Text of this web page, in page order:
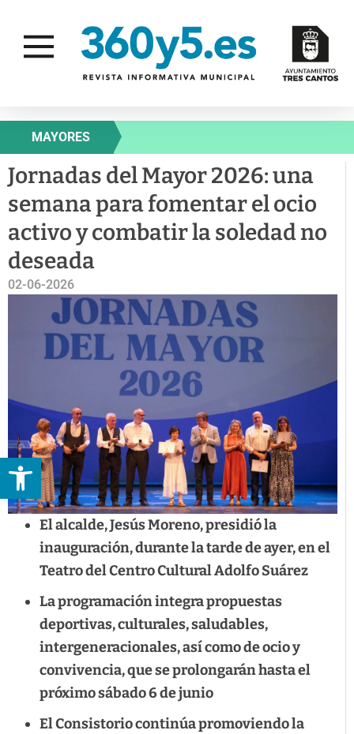
Abrir barra de herramientas
MAYORES
Jornadas del Mayor 2026: una
semana para fomentar el ocio
activo y combatir la soledad no
deseada
02-06-2026
El alcalde, Jesús Moreno, presidió la
inauguración, durante la tarde de ayer, en el
Teatro del Centro Cultural Adolfo Suárez
La programación integra propuestas
deportivas, culturales, saludables,
intergeneracionales, así como de ocio y
convivencia, que se prolongarán hasta el
próximo sábado 6 de junio
El Consistorio continúa promoviendo la